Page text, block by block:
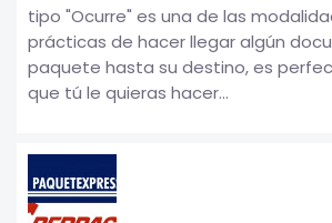
tipo "Ocurre" es una de las
prácticas de hacer llegar algún
paquete hasta su destino, es
que tú le quieras hacer...